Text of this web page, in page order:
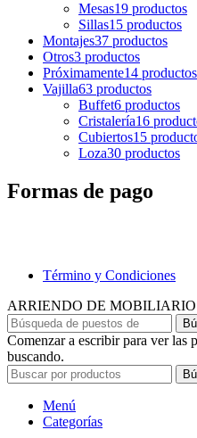
Mesas19 productos
Sillas15 productos
Montajes37 productos
Otros3 productos
Próximamente14 productos
Vajilla63 productos
Buffet6 productos
Cristalería16
Cubiertos15
Loza30 productos
Formas de pago
Término y Condiciones
ARRIENDO DE
Comenzar a escribir para ver las
buscando.
Menú
Categorías